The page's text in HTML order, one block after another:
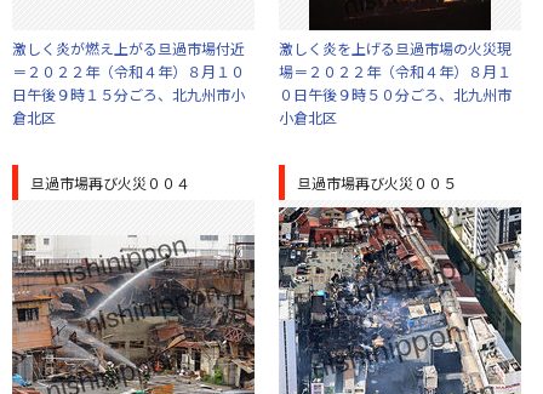
激しく炎が燃え上がる旦過市場付近
＝２０２２年（令和４年）８月１０
日午後９時１５分ごろ、北九州市小
倉北区
激しく炎を上げる旦過市場の火災現
場＝２０２２年（令和４年）８月１
０日午後９時５０分ごろ、北九州市
小倉北区
旦過市場再び火災００４ 旦過市場再び火災００５